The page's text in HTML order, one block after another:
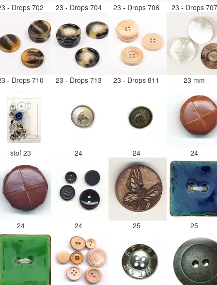
- Drops 702 23 - Drops 704 23 - Drops 706 23 - Drops
- Drops 710 23 - Drops 713 23 - Drops 811 23 mm
stof 23 24 24 24
24 24 25 25